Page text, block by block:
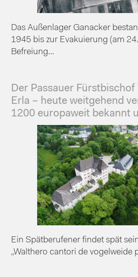
Das Außenlager Ganacker
1945 bis zur Evakuierung (am
Befreiung...
Der Passauer
Erla – heute weitgehend
1200 europaweit bekannt
Ein Spätberufener findet spät
„Walthero cantori de vogelweide